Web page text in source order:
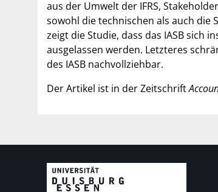
aus der Umwelt der IFRS,
sowohl die technischen als auch die
zeigt die Studie, dass das IASB sich
ausgelassen werden. Letzteres
des IASB nachvollziehbar.
Der Artikel ist in der Zeitschrift